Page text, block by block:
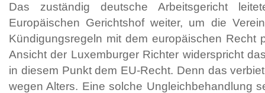
Das zuständig deutsche Arbeitsgericht
Europäischen Gerichtshof weiter, um die
Kündigungsregeln mit dem europäischen Recht
Ansicht der Luxemburger Richter widerspricht
in diesem Punkt dem EU-Recht. Denn das
wegen Alters. Eine solche Ungleichbehandlung